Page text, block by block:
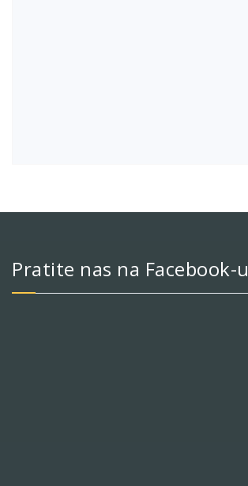
Pratite nas na Facebook-u